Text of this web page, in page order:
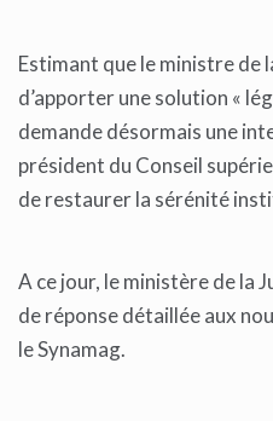
Estimant que le ministre de
d’apporter une solution «
demande désormais une
président du Conseil
de restaurer la sérénité
A ce jour, le ministère de la
de réponse détaillée aux
le Synamag.